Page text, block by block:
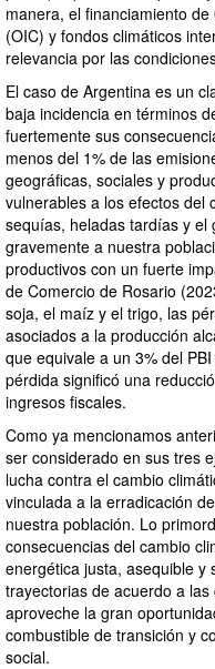
manera, el financiamiento
(OIC) y fondos climáticos
relevancia por las
El caso de Argentina es un
baja incidencia en términos
fuertemente sus
menos del 1% de las
geográficas, sociales y
vulnerables a los efectos del
sequías, heladas tardías y el
gravemente a nuestra
productivos con un fuerte
de Comercio de Rosario
soja, el maíz y el trigo, las
asociados a la producción
que equivale a un 3% del
pérdida significó una
ingresos fiscales.
Como ya mencionamos
ser considerado en sus tres
lucha contra el cambio
vinculada a la erradicación
nuestra población. Lo
consecuencias del cambio
energética justa, asequible y
trayectorias de acuerdo a
aproveche la gran
combustible de transición y
social.